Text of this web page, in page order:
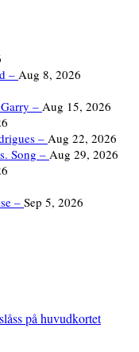
–Aug 8, 2026
– Aug 15, 2026
– Aug 22, 2026
Song – Aug 29, 2026
– Sep 5, 2026